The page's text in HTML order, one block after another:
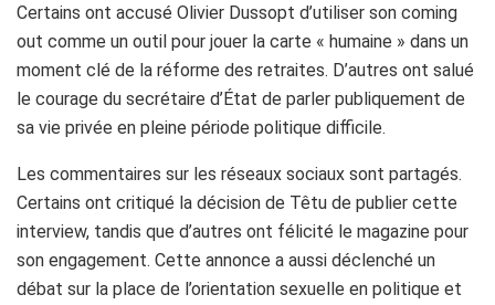
Certains ont accusé Olivier Dussopt d’utiliser son coming
out comme un outil pour jouer la carte « humaine » dans un
moment clé de la réforme des retraites. D’autres ont salué
le courage du secrétaire d’État de parler publiquement de
sa vie privée en pleine période politique difficile.
Les commentaires sur les réseaux sociaux sont partagés.
Certains ont critiqué la décision de Têtu de publier cette
interview, tandis que d’autres ont félicité le magazine pour
son engagement. Cette annonce a aussi déclenché un
débat sur la place de l’orientation sexuelle en politique et